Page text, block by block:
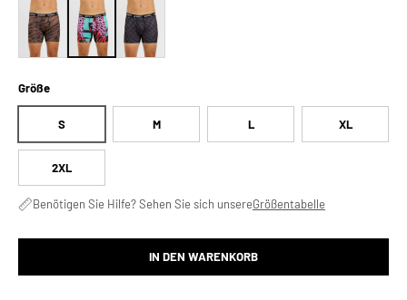
Größe
S M L XL
2XL
Benötigen Sie Hilfe? Sehen Sie sich unsereGrößentabelle
IN DEN WARENKORB